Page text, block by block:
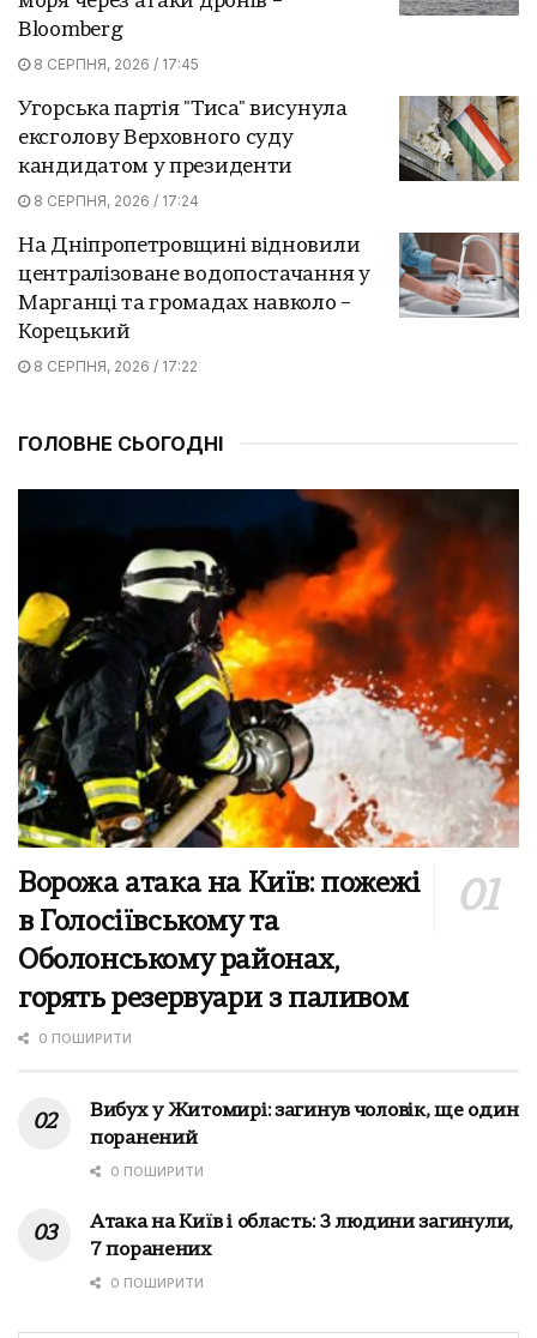
Bloomberg
8 СЕРПНЯ, 2026 / 17:45
Угорська партія "Тиса" висунула
ексголову Верховного суду
кандидатом у президенти
8 СЕРПНЯ, 2026 / 17:24
На Дніпропетровщині відновили
централізоване водопостачання у
Марганці та громадах навколо –
Корецький
8 СЕРПНЯ, 2026 / 17:22
ГОЛОВНЕ СЬОГОДНІ
Ворожа атака на Київ: пожежі
в Голосіївському та
Оболонському районах,
горять резервуари з паливом
0 ПОШИРИТИ
Вибух у Житомирі: загинув чоловік, ще один
поранений
0 ПОШИРИТИ
Атака на Київ і область: 3 людини загинули,
7 поранених
0 ПОШИРИТИ